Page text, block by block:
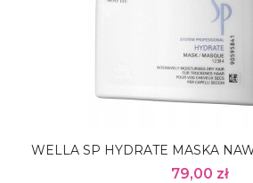
WELLA SP HYDRATE MASKA
79,00 zł